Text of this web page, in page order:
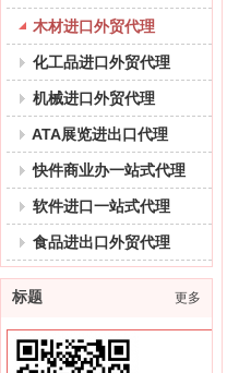
木材进口外贸代理
化工品进口外贸代理
机械进口外贸代理
ATA展览进出口代理
快件商业办一站式代理
软件进口一站式代理
食品进出口外贸代理
标题 更多